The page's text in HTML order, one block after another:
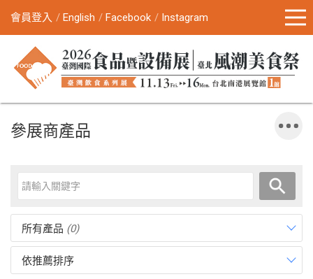
會員登入 English Facebook Instagram
參展商產品
所有產品 (0)
依推薦排序